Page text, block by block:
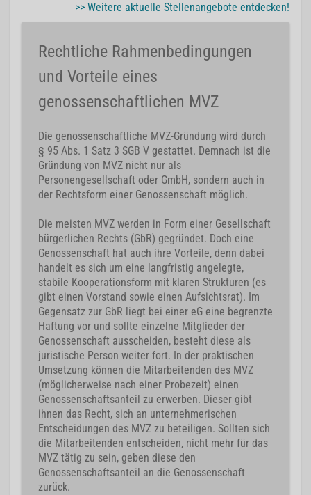
>> Weitere aktuelle Stellenangebote entdecken!
Rechtliche Rahmenbedingungen
und Vorteile eines
genossenschaftlichen MVZ
Die genossenschaftliche MVZ-Gründung wird durch
§ 95 Abs. 1 Satz 3 SGB V gestattet. Demnach ist die
Gründung von MVZ nicht nur als
Personengesellschaft oder GmbH, sondern auch in
der Rechtsform einer Genossenschaft möglich.
Die meisten MVZ werden in Form einer Gesellschaft
bürgerlichen Rechts (GbR) gegründet. Doch eine
Genossenschaft hat auch ihre Vorteile, denn dabei
handelt es sich um eine langfristig angelegte,
stabile Kooperationsform mit klaren Strukturen (es
gibt einen Vorstand sowie einen Aufsichtsrat). Im
Gegensatz zur GbR liegt bei einer eG eine begrenzte
Haftung vor und sollte einzelne Mitglieder der
Genossenschaft ausscheiden, besteht diese als
juristische Person weiter fort. In der praktischen
Umsetzung können die Mitarbeitenden des MVZ
(möglicherweise nach einer Probezeit) einen
Genossenschaftsanteil zu erwerben. Dieser gibt
ihnen das Recht, sich an unternehmerischen
Entscheidungen des MVZ zu beteiligen. Sollten sich
die Mitarbeitenden entscheiden, nicht mehr für das
MVZ tätig zu sein, geben diese den
Genossenschaftsanteil an die Genossenschaft
zurück.